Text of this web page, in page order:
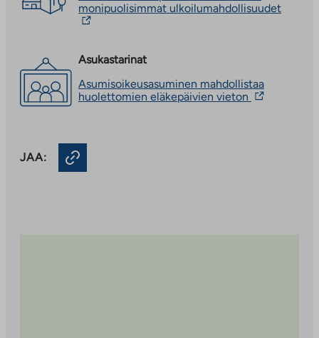
monipuolisimmat ulkoilumahdollisuudetLinkki
Asukastarinat
Asumisoikeusasuminen mahdollistaa
huolettomien eläkepäivien vieton Linkki
JAA: